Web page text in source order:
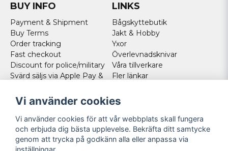
BUY INFO
Payment & Shipment
Buy Terms
Order tracking
Fast checkout
Discount for police/military
Svärd säljs via Apple Pay &
Norweigan customers
Cookies
LINKS
Bågskyttebutik
Jakt & Hobby
Yxor
Överlevnadsknivar
Våra tillverkare
Fler länkar
FOLLOW US
Facebook
Vi använder cookies
Vi använder cookies för att vår webbplats skall fungera
och erbjuda dig bästa upplevelse. Bekräfta ditt samtycke
genom att trycka på godkänn alla eller anpassa via
inställningar